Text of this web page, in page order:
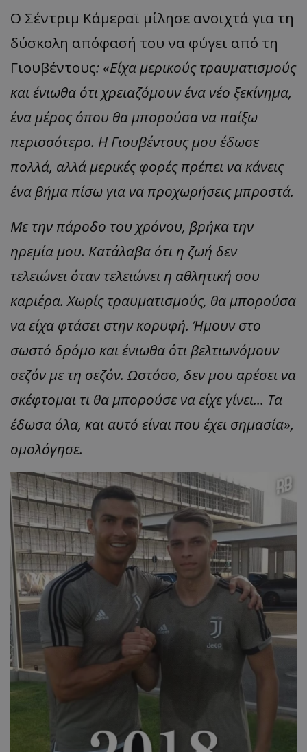
Ο Σέντριμ Κάμεραϊ μίλησε ανοιχτά για τη
δύσκολη απόφασή του να φύγει από τη
Γιουβέντους: «Είχα μερικούς τραυματισμούς
και ένιωθα ότι χρειαζόμουν ένα νέο ξεκίνημα,
ένα μέρος όπου θα μπορούσα να παίξω
περισσότερο. Η Γιουβέντους μου έδωσε
πολλά, αλλά μερικές φορές πρέπει να κάνεις
ένα βήμα πίσω για να προχωρήσεις μπροστά.
Με την πάροδο του χρόνου, βρήκα την
ηρεμία μου. Κατάλαβα ότι η ζωή δεν
τελειώνει όταν τελειώνει η αθλητική σου
καριέρα. Χωρίς τραυματισμούς, θα μπορούσα
να είχα φτάσει στην κορυφή. Ήμουν στο
σωστό δρόμο και ένιωθα ότι βελτιωνόμουν
σεζόν με τη σεζόν. Ωστόσο, δεν μου αρέσει να
σκέφτομαι τι θα μπορούσε να είχε γίνει... Τα
έδωσα όλα, και αυτό είναι που έχει σημασία»,
ομολόγησε.